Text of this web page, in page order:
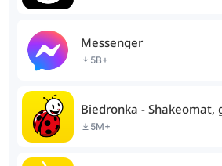
Messenger
5B+
Biedronka - Shakeomat,
5M+